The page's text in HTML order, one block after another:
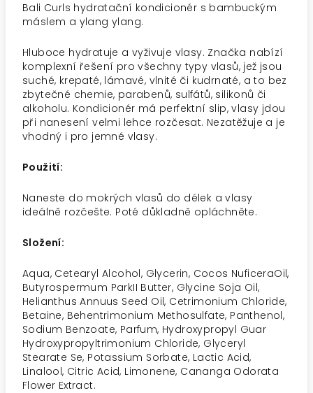
Bali Curls hydratační kondicionér s bambuckým
máslem a ylang ylang.
Hluboce hydratuje a vyživuje vlasy. Značka nabízí
komplexní řešení pro všechny typy vlasů, jež jsou
suché, krepaté, lámavé, vlnité či kudrnaté, a to bez
zbytečné chemie, parabenů, sulfátů, silikonů či
alkoholu. Kondicionér má perfektní slip, vlasy jdou
při nanesení velmi lehce rozčesat. Nezatěžuje a je
vhodný i pro jemné vlasy.
Použití:
Naneste do mokrých vlasů do délek a vlasy
ideálně rozčešte. Poté důkladně opláchněte.
Složení:
Aqua, Cetearyl Alcohol, Glycerin, Cocos NuficeraOil,
Butyrospermum ParkII Butter, Glycine Soja Oil,
Helianthus Annuus Seed Oil, Cetrimonium Chloride,
Betaine, Behentrimonium Methosulfate, Panthenol,
Sodium Benzoate, Parfum, Hydroxypropyl Guar
Hydroxypropyltrimonium Chloride, Glyceryl
Stearate Se, Potassium Sorbate, Lactic Acid,
Linalool, Citric Acid, Limonene, Cananga Odorata
Flower Extract.